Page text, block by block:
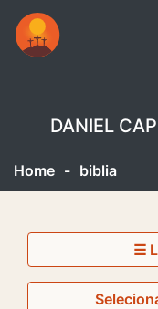
DANIEL
Home - biblia